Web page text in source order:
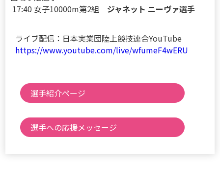
17:40 女子10000m第2組 ジャネット ニーヴァ選手
ライブ配信：日本実業団陸上競技連合YouTube
https://www.youtube.com/live/wfumeF4wERU
選手紹介ページ
選手への応援メッセージ